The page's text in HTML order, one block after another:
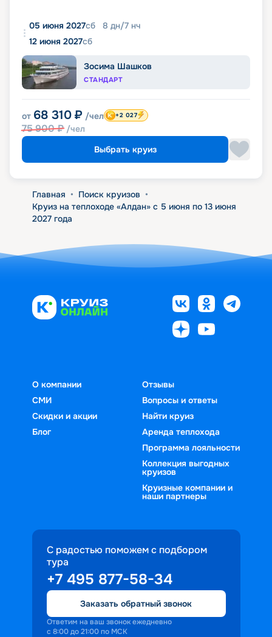
05 июня 2027сб 8 дн/7 нч
12 июня 2027сб
Зосима Шашков
СТАНДАРТ
от 68 310 ₽ /чел
75 900₽ /чел
+2 027
Выбрать круиз
Главная • Поиск круизов •
Круиз на теплоходе «Алдан» с 5 июня по 13 июня
2027 года
О компании
СМИ
Скидки и акции
Блог
Отзывы
Вопросы и ответы
Найти круиз
Аренда теплохода
Программа лояльности
Коллекция выгодных
круизов
Круизные компании и
наши партнеры
С радостью поможем с подбором
тура
+7 495 877-58-34
Заказать обратный звонок
Ответим на ваш звонок ежедневно
с 8:00 до 21:00 по МСК